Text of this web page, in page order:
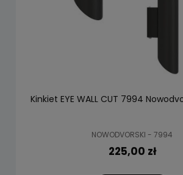
Kinkiet EYE WALL CUT 7994
NOWODVORSKI - 7994
225,00 zł